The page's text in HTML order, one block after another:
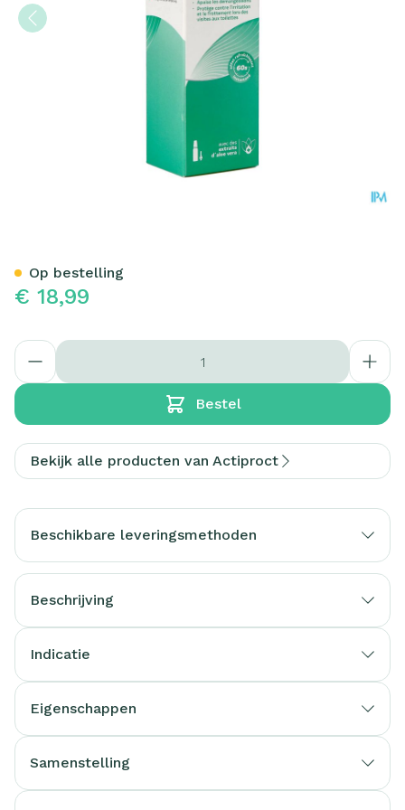
€ 18,99
Aantal
Bestel
Op bestelling
Bekijk alle producten van Actiproct
Beschikbare leveringsmethoden
Beschrijving
Indicatie
Eigenschappen
Samenstelling